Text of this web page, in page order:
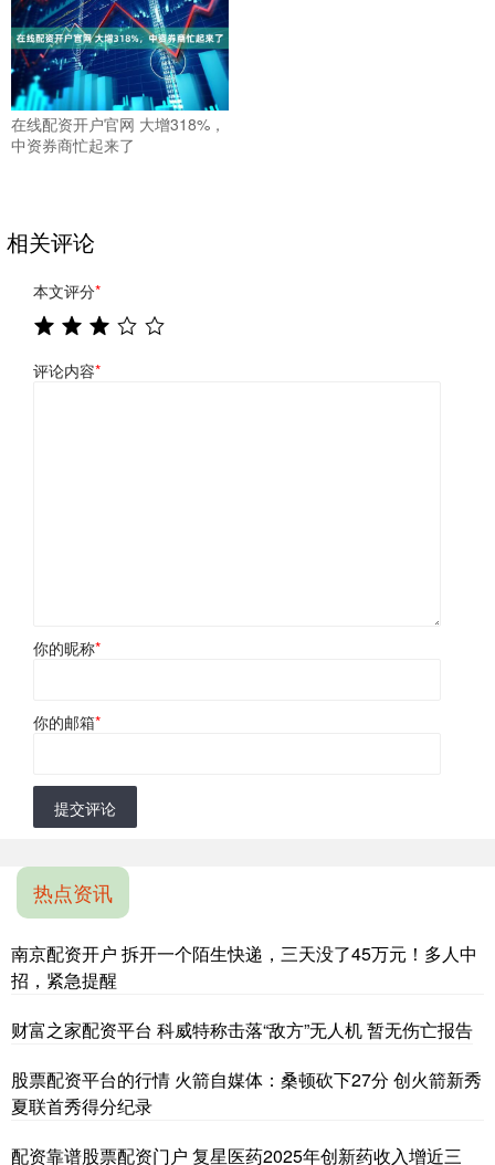
在线配资开户官网 大增318%，
中资券商忙起来了
相关评论
本文评分*
评论内容*
你的昵称*
你的邮箱*
提交评论
热点资讯
南京配资开户 拆开一个陌生快递，三天没了45万元！多人中
招，紧急提醒
财富之家配资平台 科威特称击落“敌方”无人机 暂无伤亡报告
股票配资平台的行情 火箭自媒体：桑顿砍下27分 创火箭新秀
夏联首秀得分纪录
配资靠谱股票配资门户 复星医药2025年创新药收入增近三